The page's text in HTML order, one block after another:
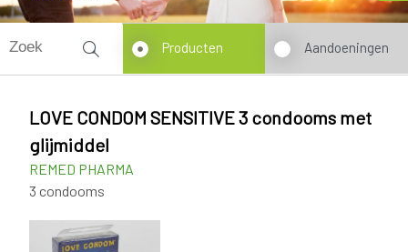
Producten Aandoeningen
LOVE CONDOM SENSITIVE 3 condooms met
glijmiddel
REMED PHARMA
3 condooms